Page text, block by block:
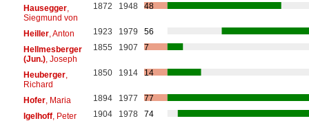
Hausegger,
Siegmund von
1872 1948 48
Heiller, Anton 1923 1979
56
Hellmesberger
(Jun.), Joseph
1855 1907 7
Heuberger,
Richard
1850 1914 14
Hofer, Maria 1894 1977
77
Igelhoff, Peter 1904 1978
74